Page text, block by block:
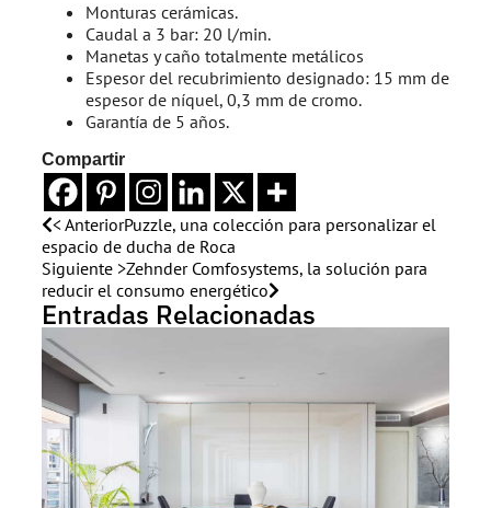
Monturas cerámicas.
Caudal a 3 bar: 20 l/min.
Manetas y caño totalmente metálicos
Espesor del recubrimiento designado: 15 mm de
espesor de níquel, 0,3 mm de cromo.
Garantía de 5 años.
Compartir
< AnteriorPuzzle, una colección para personalizar el
espacio de ducha de Roca
Siguiente >Zehnder Comfosystems, la solución para
reducir el consumo energético
Entradas Relacionadas